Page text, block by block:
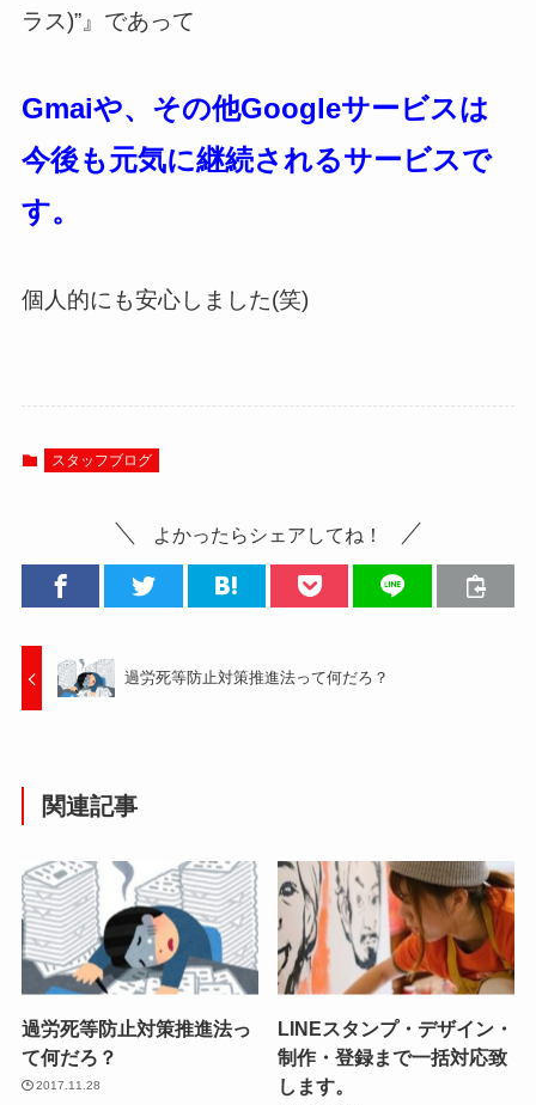
ラス)”』であって
Gmaiや、その他Googleサービスは
今後も元気に継続されるサービスで
す。
個人的にも安心しました(笑)
スタッフブログ
よかったらシェアしてね！
過労死等防止対策推進法って何だろ？
関連記事
過労死等防止対策推進法っ
て何だろ？
2017.11.28
LINEスタンプ・デザイン・
制作・登録まで一括対応致
します。